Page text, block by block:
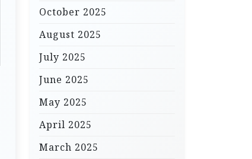
October 2025
August 2025
July 2025
June 2025
May 2025
April 2025
March 2025